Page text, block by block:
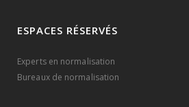
ESPACES RÉSERVÉS
Experts en normalisation
Bureaux de normalisation